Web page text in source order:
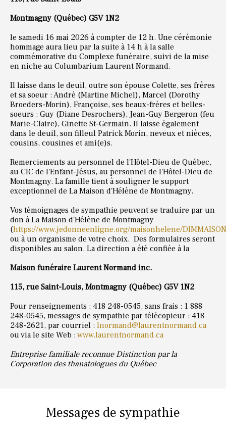
Montmagny (Québec) G5V 1N2
le samedi 16 mai 2026 à compter de 12 h. Une cérémonie
hommage aura lieu par la suite à 14 h à la salle
commémorative du Complexe funéraire, suivi de la mise
en niche au Columbarium Laurent Normand.
Il laisse dans le deuil, outre son épouse Colette, ses frères
et sa soeur : André (Martine Michel), Marcel (Dorothy
Broeders-Morin), Françoise, ses beaux-frères et belles-
soeurs : Guy (Diane Desrochers), Jean-Guy Bergeron (feu
Marie-Claire), Ginette St-Germain. Il laisse également
dans le deuil, son filleul Patrick Morin, neveux et nièces,
cousins, cousines et ami(e)s.
Remerciements au personnel de l'Hôtel-Dieu de Québec,
au CIC de l'Enfant-Jésus, au personnel de l'Hôtel-Dieu de
Montmagny. La famille tient à souligner le support
exceptionnel de La Maison d'Hélène de Montmagny.
Vos témoignages de sympathie peuvent se traduire par un
don à La Maison d'Hélène de Montmagny
(https://www.jedonneenligne.org/maisonhelene/
ou à un organisme de votre choix. Des formulaires seront
disponibles au salon. La direction a été confiée à la
Maison funéraire Laurent Normand inc.
115, rue Saint-Louis, Montmagny (Québec) G5V 1N2
Pour renseignements : 418 248-0545, sans frais : 1 888
248-0545, messages de sympathie par télécopieur : 418
248-2621, par courriel : lnormand@laurentnormand.ca
ou via le site Web : www.laurentnormand.ca
Entreprise familiale reconnue Distinction par la
Corporation des thanatologues du Québec
Messages de sympathie